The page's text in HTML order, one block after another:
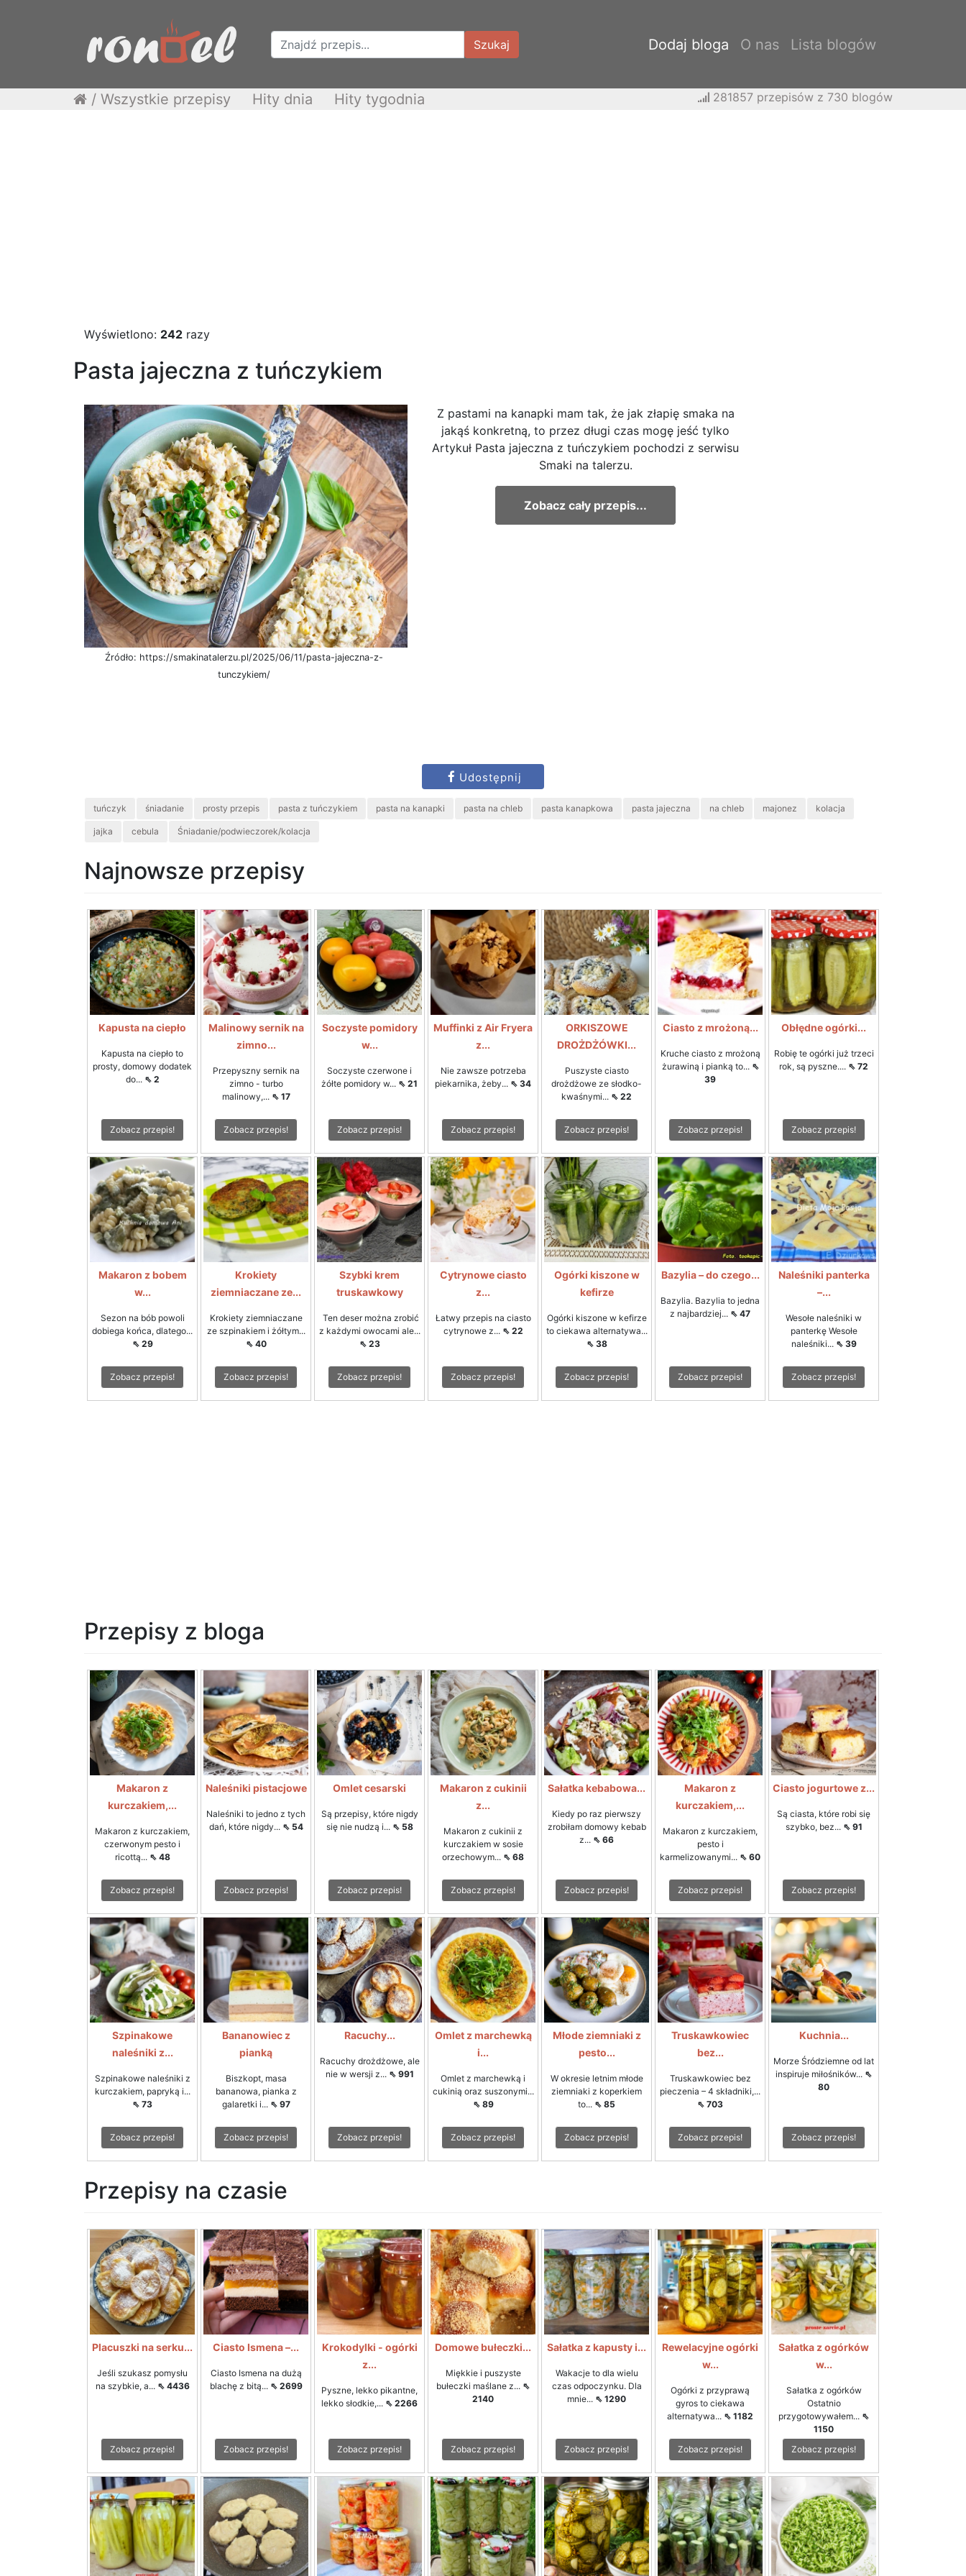
Szukaj Dodaj bloga O nas Lista blogów
/ Wszystkie przepisy Hity dnia Hity tygodnia 281857 przepisów z 730 blogów
Wyświetlono: 242 razy
Pasta jajeczna z tuńczykiem
Źródło: https://smakinatalerzu.pl/2025/06/11/pasta-jajeczna-z-
tunczykiem/
Z pastami na kanapki mam tak, że jak złapię smaka na
jakąś konkretną, to przez długi czas mogę jeść tylko
Artykuł Pasta jajeczna z tuńczykiem pochodzi z serwisu
Smaki na talerzu.
Zobacz cały przepis...
Udostępnij
tuńczyk śniadanie prosty przepis pasta z tuńczykiem pasta na kanapki pasta na chleb pasta kanapkowa pasta jajeczna na chleb majonez kolacja
jajka cebula Śniadanie/podwieczorek/kolacja
Najnowsze przepisy
Kapusta na ciepło
Kapusta na ciepło to
prosty, domowy dodatek
do... ⇖ 2
Zobacz przepis!
Malinowy sernik na
zimno...
Przepyszny sernik na
zimno - turbo
malinowy,... ⇖ 17
Zobacz przepis!
Soczyste pomidory
w...
Soczyste czerwone i
żółte pomidory w... ⇖ 21
Zobacz przepis!
Muffinki z Air Fryera
z...
Nie zawsze potrzeba
piekarnika, żeby... ⇖ 34
Zobacz przepis!
ORKISZOWE
DROŻDŻÓWKI...
Puszyste ciasto
drożdżowe ze słodko-
kwaśnymi... ⇖ 22
Zobacz przepis!
Ciasto z mrożoną...
Kruche ciasto z mrożoną
żurawiną i pianką to... ⇖
39
Zobacz przepis!
Obłędne ogórki...
Robię te ogórki już trzeci
rok, są pyszne.... ⇖ 72
Zobacz przepis!
Makaron z bobem
w...
Sezon na bób powoli
dobiega końca, dlatego...
⇖ 29
Zobacz przepis!
Krokiety
ziemniaczane ze...
Krokiety ziemniaczane
ze szpinakiem i żółtym...
⇖ 40
Zobacz przepis!
Szybki krem
truskawkowy
Ten deser można zrobić
z każdymi owocami ale...
⇖ 23
Zobacz przepis!
Cytrynowe ciasto
z...
Łatwy przepis na ciasto
cytrynowe z... ⇖ 22
Zobacz przepis!
Ogórki kiszone w
kefirze
Ogórki kiszone w kefirze
to ciekawa alternatywa...
⇖ 38
Zobacz przepis!
Bazylia – do czego...
Bazylia. Bazylia to jedna
z najbardziej... ⇖ 47
Zobacz przepis!
Naleśniki panterka
–...
Wesołe naleśniki w
panterkę Wesołe
naleśniki... ⇖ 39
Zobacz przepis!
Przepisy z bloga
Makaron z
kurczakiem,...
Makaron z kurczakiem,
czerwonym pesto i
ricottą... ⇖ 48
Zobacz przepis!
Naleśniki pistacjowe
Naleśniki to jedno z tych
dań, które nigdy... ⇖ 54
Zobacz przepis!
Omlet cesarski
Są przepisy, które nigdy
się nie nudzą i... ⇖ 58
Zobacz przepis!
Makaron z cukinii
z...
Makaron z cukinii z
kurczakiem w sosie
orzechowym... ⇖ 68
Zobacz przepis!
Sałatka kebabowa...
Kiedy po raz pierwszy
zrobiłam domowy kebab
z... ⇖ 66
Zobacz przepis!
Makaron z
kurczakiem,...
Makaron z kurczakiem,
pesto i
karmelizowanymi... ⇖ 60
Zobacz przepis!
Ciasto jogurtowe z...
Są ciasta, które robi się
szybko, bez... ⇖ 91
Zobacz przepis!
Szpinakowe
naleśniki z...
Szpinakowe naleśniki z
kurczakiem, papryką i...
⇖ 73
Zobacz przepis!
Bananowiec z
pianką
Biszkopt, masa
bananowa, pianka z
galaretki i... ⇖ 97
Zobacz przepis!
Racuchy...
Racuchy drożdżowe, ale
nie w wersji z... ⇖ 991
Zobacz przepis!
Omlet z marchewką
i...
Omlet z marchewką i
cukinią oraz suszonymi...
⇖ 89
Zobacz przepis!
Młode ziemniaki z
pesto...
W okresie letnim młode
ziemniaki z koperkiem
to... ⇖ 85
Zobacz przepis!
Truskawkowiec
bez...
Truskawkowiec bez
pieczenia – 4 składniki,...
⇖ 703
Zobacz przepis!
Kuchnia...
Morze Śródziemne od lat
inspiruje miłośników... ⇖
80
Zobacz przepis!
Przepisy na czasie
Placuszki na serku...
Jeśli szukasz pomysłu
na szybkie, a... ⇖ 4436
Zobacz przepis!
Ciasto Ismena –...
Ciasto Ismena na dużą
blachę z bitą... ⇖ 2699
Zobacz przepis!
Krokodylki - ogórki
z...
Pyszne, lekko pikantne,
lekko słodkie,... ⇖ 2266
Zobacz przepis!
Domowe bułeczki...
Miękkie i puszyste
bułeczki maślane z... ⇖
2140
Zobacz przepis!
Sałatka z kapusty i...
Wakacje to dla wielu
czas odpoczynku. Dla
mnie... ⇖ 1290
Zobacz przepis!
Rewelacyjne ogórki
w...
Ogórki z przyprawą
gyros to ciekawa
alternatywa... ⇖ 1182
Zobacz przepis!
Sałatka z ogórków
w...
Sałatka z ogórków
Ostatnio
przygotowywałem... ⇖
1150
Zobacz przepis!